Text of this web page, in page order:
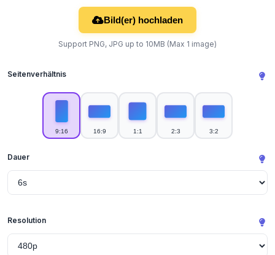
Bild(er) hochladen
Support PNG, JPG up to 10MB (Max 1 image)
Seitenverhältnis
9:16 16:9 1:1 2:3 3:2
Dauer
Resolution